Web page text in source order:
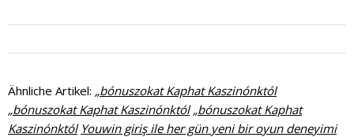
Ähnliche Artikel: „bónuszokat Kaphat Kaszinónktól
„bónuszokat Kaphat Kaszinónktól „bónuszokat Kaphat
Kaszinónktól Youwin giriş ile her gün yeni bir oyun deneyimi